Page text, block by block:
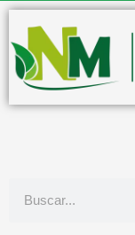
contenido